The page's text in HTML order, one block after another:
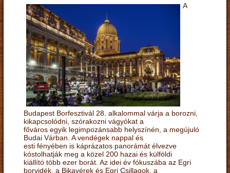
A
Budapest Borfesztivál 28. alkalommal várja a borozni,
kikapcsolódni, szórakozni vágyókat a
főváros egyik legimpozánsabb helyszínén, a megújuló
Budai Várban. A vendégek nappal és
esti fényében is káprázatos panorámát élvezve
kóstolhatják meg a közel 200 hazai és külföldi
kiállító több ezer borát. Az idei év fókuszába az Egri
borvidék, a Bikavérek és Egri Csillagok, a